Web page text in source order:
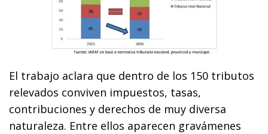
El trabajo aclara que dentro de los 150 tributos
relevados conviven impuestos, tasas,
contribuciones y derechos de muy diversa
naturaleza. Entre ellos aparecen gravámenes